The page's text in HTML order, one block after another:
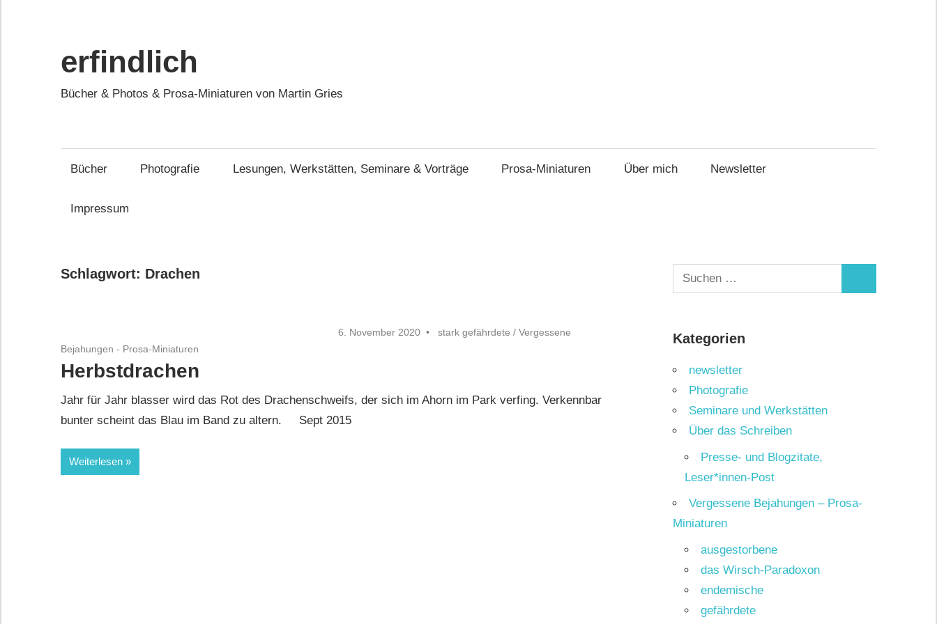
springen
erfindlich
Bücher & Photos & Prosa-Miniaturen von Martin Gries
Bücher Photografie Lesungen, Werkstätten, Seminare & Vorträge Prosa-Miniaturen Über mich Newsletter
Impressum
Schlagwort: Drachen
6. November 2020 stark gefährdete /Vergessene
Bejahungen - Prosa-Miniaturen
Herbstdrachen
Jahr für Jahr blasser wird das Rot des Drachenschweifs, der sich im Ahorn im Park verfing. Verkennbar
bunter scheint das Blau im Band zu altern. Sept 2015
Weiterlesen
Suchen
nach:
Kategorien
newsletter
Photografie
Seminare und Werkstätten
Über das Schreiben
Presse- und Blogzitate,
Leser*innen-Post
Vergessene Bejahungen – Prosa-
Miniaturen
ausgestorbene
das Wirsch-Paradoxon
endemische
gefährdete